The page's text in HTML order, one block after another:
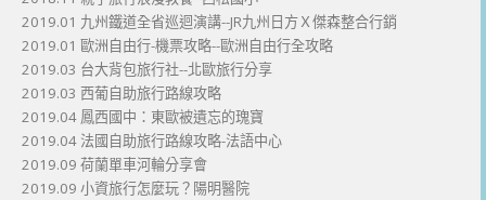
2019.01 九州鐵道全省巡迴演講--JR九州日方Ｘ傑森整合行銷
2019.01 歐洲自由行-機票攻略--歐洲自由行全攻略
2019.03 台大背包旅行社--北歐旅行分享
2019.03 西葡自助旅行路線攻略
2019.04 鳳西國中：東歐被遺忘的瑰寶
2019.04 法國自助旅行路線攻略-法語中心
2019.09 荷蘭單車河輪分享會
2019.09 小資旅行怎麼玩？陽明醫院